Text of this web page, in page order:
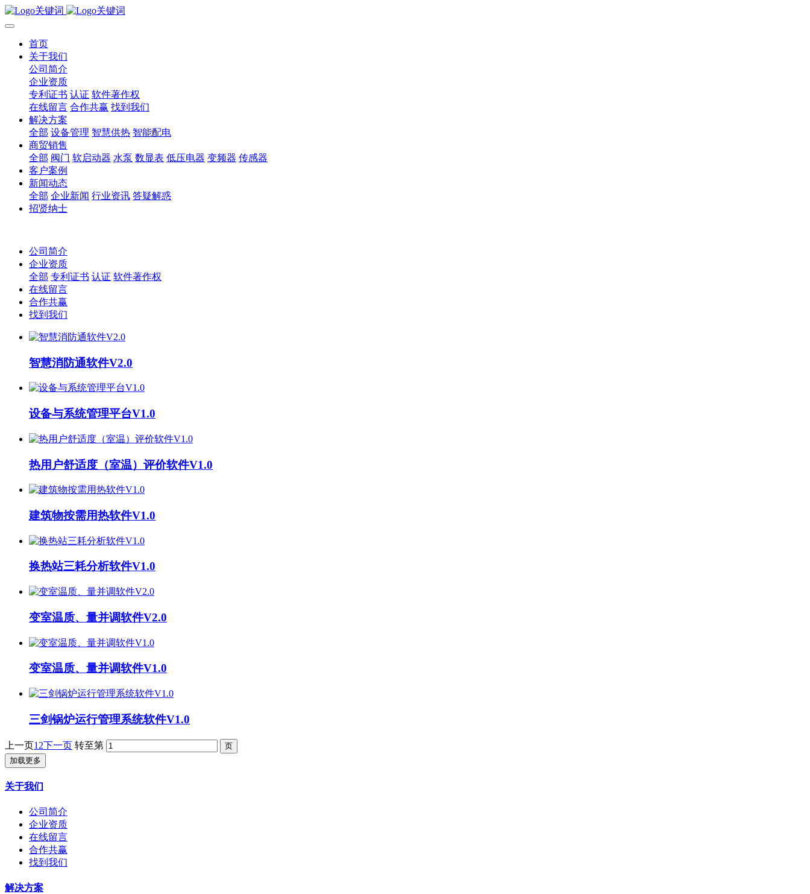
首页
关于我们
公司简介
企业资质
专利证书 认证 软件著作权
在线留言 合作共赢 找到我们
解决方案
全部 设备管理 智慧供热 智能配电
商贸销售
全部 阀门 软启动器 水泵 数显表 低压电器 变频器 传感器
客户案例
新闻动态
全部 企业新闻 行业资讯 答疑解惑
招贤纳士
公司简介
企业资质
全部 专利证书 认证 软件著作权
在线留言
合作共赢
找到我们
智慧消防通软件V2.0
设备与系统管理平台V1.0
热用户舒适度（室温）评价软件V1.0
建筑物按需用热软件V1.0
换热站三耗分析软件V1.0
变室温质、量并调软件V2.0
变室温质、量并调软件V1.0
三剑锅炉运行管理系统软件V1.0
上一页1 2下一页 转至第
加载更多
关于我们
公司简介
企业资质
在线留言
合作共赢
找到我们
解决方案